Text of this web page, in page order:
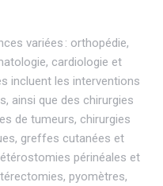
variées : orthopédie,
cardiologie et
incluent les interventions
ainsi que des chirurgies
de tumeurs, chirurgies
greffes cutanées et
périnéales et
pyomètres,